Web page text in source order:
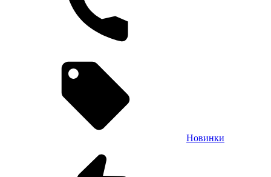
Новинки